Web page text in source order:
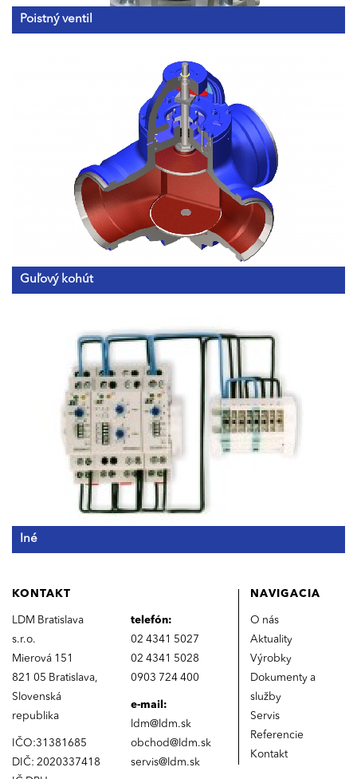
Poistný ventil
Guľový kohút
Iné
KONTAKT
LDM Bratislava
s.r.o.
Mierová 151
821 05 Bratislava,
Slovenská
republika
IČO:31381685
DIČ: 2020337418
telefón:
02 4341 5027
02 4341 5028
0903 724 400
e-mail:
ldm@ldm.sk
obchod@ldm.sk
servis@ldm.sk
NAVIGÁCIA
O nás
Aktuality
Výrobky
Dokumenty a
služby
Servis
Referencie
Kontakt